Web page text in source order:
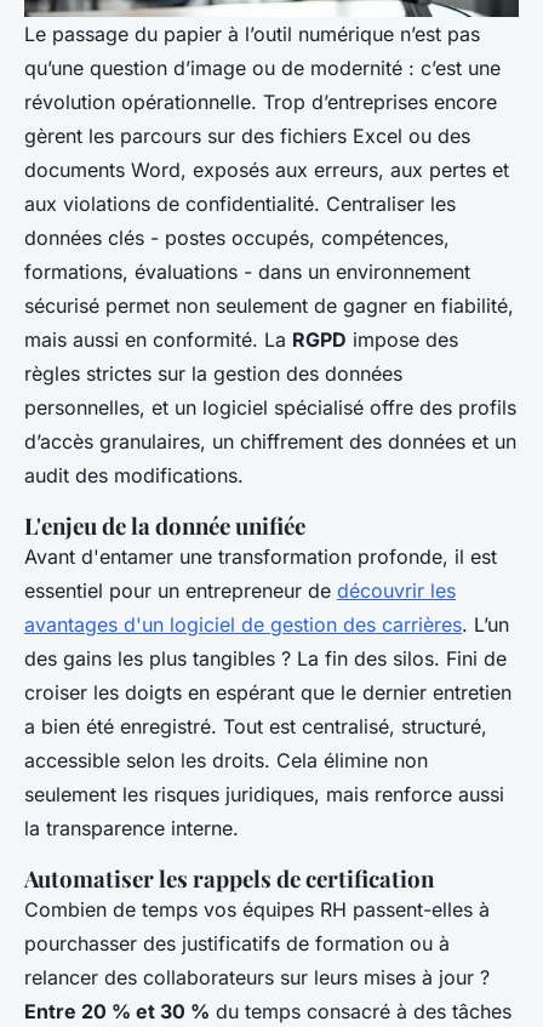
Le passage du papier à l’outil numérique n’est pas
qu’une question d’image ou de modernité : c’est une
révolution opérationnelle. Trop d’entreprises encore
gèrent les parcours sur des fichiers Excel ou des
documents Word, exposés aux erreurs, aux pertes et
aux violations de confidentialité. Centraliser les
données clés - postes occupés, compétences,
formations, évaluations - dans un environnement
sécurisé permet non seulement de gagner en fiabilité,
mais aussi en conformité. La RGPD impose des
règles strictes sur la gestion des données
personnelles, et un logiciel spécialisé offre des profils
d’accès granulaires, un chiffrement des données et un
audit des modifications.
L'enjeu de la donnée unifiée
Avant d'entamer une transformation profonde, il est
essentiel pour un entrepreneur de découvrir les
avantages d'un logiciel de gestion des carrières. L’un
des gains les plus tangibles ? La fin des silos. Fini de
croiser les doigts en espérant que le dernier entretien
a bien été enregistré. Tout est centralisé, structuré,
accessible selon les droits. Cela élimine non
seulement les risques juridiques, mais renforce aussi
la transparence interne.
Automatiser les rappels de certification
Combien de temps vos équipes RH passent-elles à
pourchasser des justificatifs de formation ou à
relancer des collaborateurs sur leurs mises à jour ?
Entre 20 % et 30 % du temps consacré à des tâches